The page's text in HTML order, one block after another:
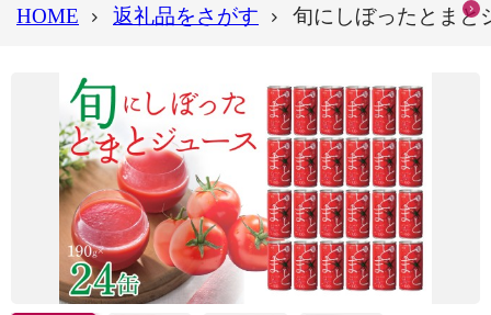
HOME 返礼品をさがす 旬にしぼったとまと